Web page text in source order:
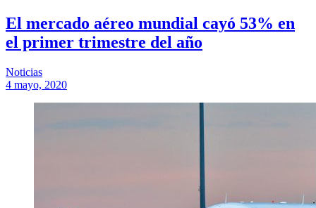
El mercado aéreo mundial cayó 53% en
el primer trimestre del año
Noticias
4 mayo, 2020